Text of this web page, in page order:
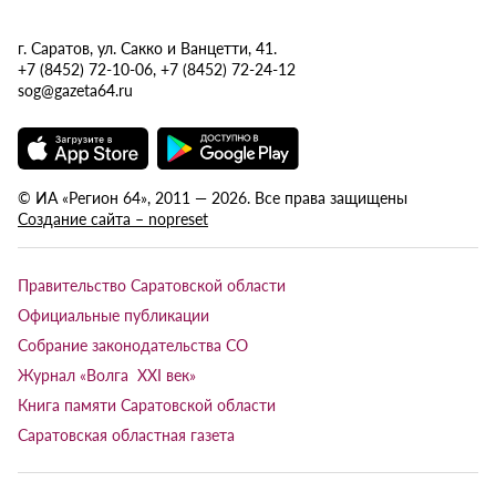
г. Саратов, ул. Сакко и Ванцетти, 41.
+7 (8452) 72-10-06, +7 (8452) 72-24-12
sog@gazeta64.ru
© ИА «Регион 64», 2011 — 2026. Все права защищены
Создание сайта – nopreset
Правительство Саратовской области
Официальные публикации
Собрание законодательства СО
Журнал «Волга XXI век»
Книга памяти Саратовской области
Саратовская областная газета